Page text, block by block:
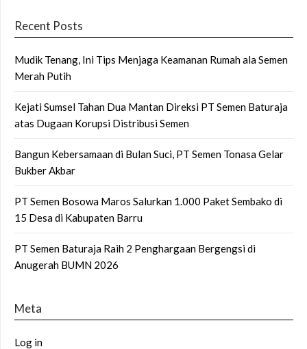
Recent Posts
Mudik Tenang, Ini Tips Menjaga Keamanan Rumah ala Semen
Merah Putih
Kejati Sumsel Tahan Dua Mantan Direksi PT Semen Baturaja
atas Dugaan Korupsi Distribusi Semen
Bangun Kebersamaan di Bulan Suci, PT Semen Tonasa Gelar
Bukber Akbar
PT Semen Bosowa Maros Salurkan 1.000 Paket Sembako di
15 Desa di Kabupaten Barru
PT Semen Baturaja Raih 2 Penghargaan Bergengsi di
Anugerah BUMN 2026
Meta
Log in